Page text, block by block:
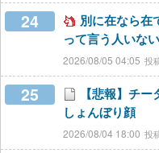
24
別に在なら在
って言う人いな
2026/08/05 04:05
25
【悲報】チ
しょんぼり顔
2026/08/04 18:00